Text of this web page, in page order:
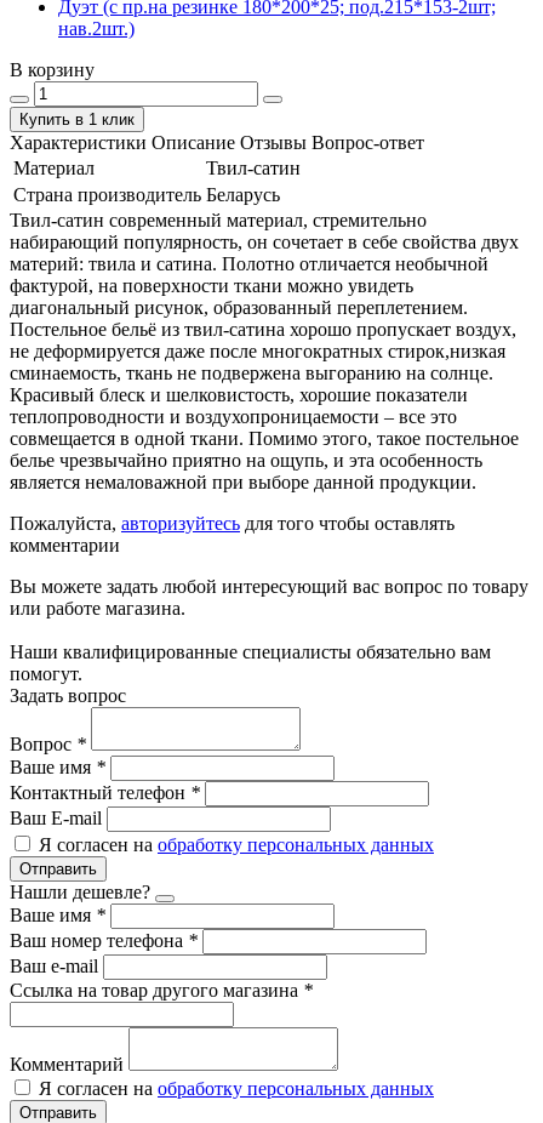
Дуэт (с пр.на резинке 180*200*25; под.215*153-2шт;
нав.2шт.)
В корзину
Купить в 1 клик
Характеристики Описание Отзывы Вопрос-ответ
Материал
Твил-сатин
Страна производитель Беларусь
Твил-сатин современный материал, стремительно
набирающий популярность, он сочетает в себе свойства двух
материй: твила и сатина. Полотно отличается необычной
фактурой, на поверхности ткани можно увидеть
диагональный рисунок, образованный переплетением.
Постельное бельё из твил-сатина хорошо пропускает воздух,
не деформируется даже после многократных стирок,низкая
сминаемость, ткань не подвержена выгоранию на солнце.
Красивый блеск и шелковистость, хорошие показатели
теплопроводности и воздухопроницаемости – все это
совмещается в одной ткани. Помимо этого, такое постельное
белье чрезвычайно приятно на ощупь, и эта особенность
является немаловажной при выборе данной продукции.
Пожалуйста, авторизуйтесь для того чтобы оставлять
комментарии
Вы можете задать любой интересующий вас вопрос по товару
или работе магазина.
Наши квалифицированные специалисты обязательно вам
помогут.
Задать вопрос
Вопрос *
Ваше имя *
Контактный телефон *
Ваш E-mail
Я согласен на обработку персональных данных
Отправить
Нашли дешевле?
Ваше имя *
Ваш номер телефона *
Ваш e-mail
Ссылка на товар другого магазина *
Комментарий
Я согласен на обработку персональных данных
Отправить